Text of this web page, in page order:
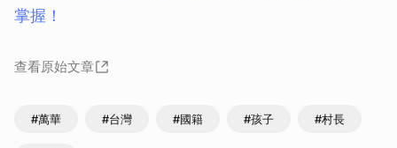
掌握！
查看原始文章
#萬華 #台灣 #國籍 #孩子 #村長